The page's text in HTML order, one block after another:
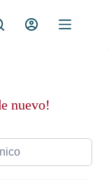
nuevo!